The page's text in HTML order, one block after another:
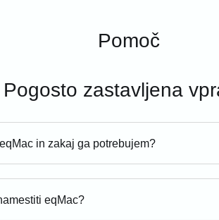
Pomoč
Pogosto zastavljena
in zakaj ga potrebujem?
eqMac?